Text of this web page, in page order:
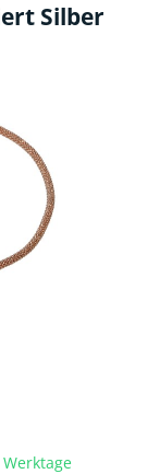
Silber